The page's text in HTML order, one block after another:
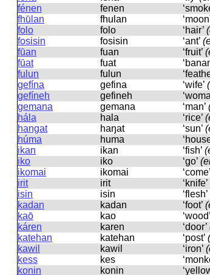
fénen
fenen
fhūlan
fhulan
folo
folo ‘hair’
fosisin
fosisin ‘ant’
fūan
fuan ‘fruit’
fūat
fuat
fulun
fulun
gefína
ɡefina ‘wife’
gefíneh
ɡefineh
gemana
ɡemana ‘man’
hála
hala ‘rice’
hangat
haŋat ‘sun’
húma
huma
ikan
ikan ‘fish’
iko
iko ‘go’
ikomai
ikomai ‘come’
irit
irit ‘knife’
isin
isin ‘flesh’
kadan
kadan ‘foot’
kaō
kao ‘wood’
káren
karen ‘door’
katehan
katehan ‘post’
kawil
kawil ‘iron’
kess
kes
konin
konin